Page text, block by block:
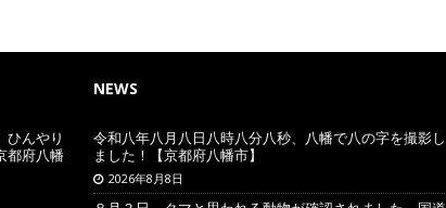
ひんやり
都府八幡
NEWS
令和八年八月八日八時八分八秒、八幡で八の字を撮影し
ました！【京都府八幡市】
2026年8月8日